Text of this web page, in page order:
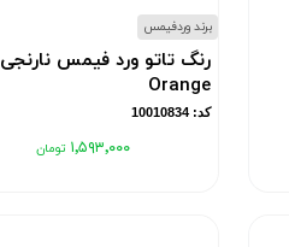
برند وردفیمس
رنگ تاتو ورد فیمس نارنجی
Orange
کد: 10010834
۱٬۵۹۳٬۰۰۰